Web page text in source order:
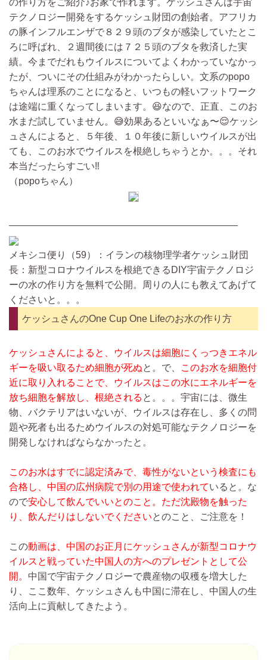
の作り方をご紹介♪お家で作れます。ケッシュさんは宇宙
テクノロジー開発をするケッシュ財団の創始者。アフリカ
の豚インフルエンザで８２９頭のブタが感染していたとこ
ろに呼ばれ、２週間後には７２５頭のブタを救済した実
績。今までだれもウイルスについてよくわかっていなかっ
たが、ついにその仕組みがわかったらしい。文系のpopo
ちゃんは理系のことになると、いつもの軽いフットワーク
は途端に重くなってしまいます。😆なので、正直、このお
水まだ試していません。😅効果あるといいなぁ〜😌ケッシ
ュさんによると、５年後、１０年後に新しいウイルスが出
ても、このお水でウイルスを根絶しちゃうとか。。。それ
本当だったらすごい‼️
（popoちゃん）
————————————————————————
メキシコ便り（59）：イランの核物理学者ケッシュ財団
長：新型コロナウイルスを根絶できるDIY宇宙テクノロジ
ーの水の作り方を無料で公開。周りの人にも教えてあげて
くださいと。。。
ケッシュさんのOne Cup One Lifeのお水の作り方
ケッシュさんによると、ウイルスは細胞にくっつきエネル
ギーを吸い取るため細胞が死ぬと。で、
このお水を細胞付
近に取り入れることで、ウイルスはこの水にエネルギーを
放ち細胞を解放し、根絶される と。。。宇宙には、微生
物、バクテリアはいないが、ウイルスは存在し、多くの問
題や死者も出るためウイルスの対処可能なテクノロジーを
開発しなければならなかったと。
このお水はすでに認定済みで、毒性がないという検査にも
合格し、中国の広州病院で別の用途で使われていると。な
ので安心して飲んでいいとのこと。 ただ沈殿物を触った
り、飲んだりはしないでくださいとのこと、ご注意を！
この動画は、中国のお正月にケッシュさんが新型コロナウ
イルスと戦っていた中国人の方へのプレゼントとして公
開。 中国で宇宙テクノロジーで農産物の収穫を増大した
り、ここ数年、ケッシュさんも中国に滞在し、中国人の生
活向上に貢献してきたよう。